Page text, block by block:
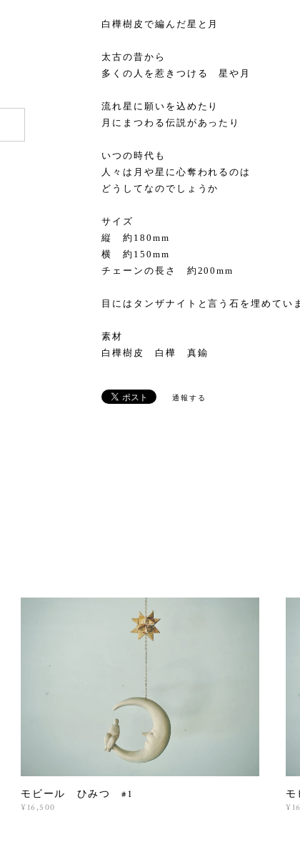
白樺樹皮で編んだ星と月
太古の昔から
多くの人を惹きつける 星や月
流れ星に願いを込めたり
月にまつわる伝説があったり
いつの時代も
人々は月や星に心奪われるのは
どうしてなのでしょうか
サイズ
縦 約180mm
横 約150mm
チェーンの長さ 約200mm
目にはタンザナイトと言う石を埋めてい
素材
白樺樹皮 白樺 真鍮
通報する
モビール ひみつ #1
¥16,500